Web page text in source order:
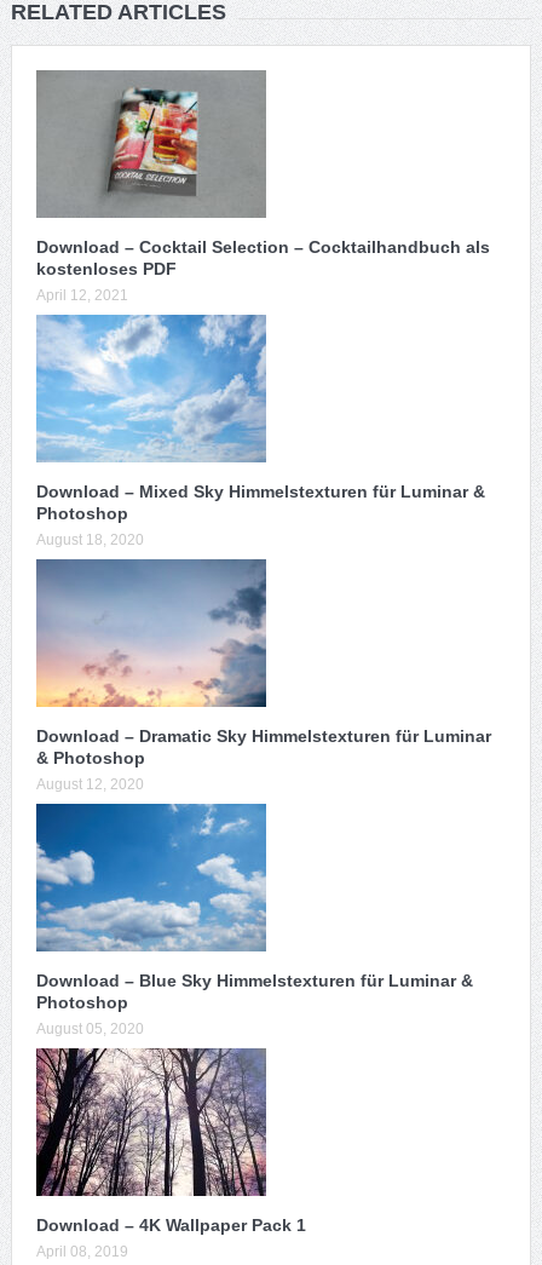
RELATED ARTICLES
Download – Cocktail Selection – Cocktailhandbuch als
kostenloses PDF
April 12, 2021
Download – Mixed Sky Himmelstexturen für Luminar &
Photoshop
August 18, 2020
Download – Dramatic Sky Himmelstexturen für Luminar
& Photoshop
August 12, 2020
Download – Blue Sky Himmelstexturen für Luminar &
Photoshop
August 05, 2020
Download – 4K Wallpaper Pack 1
April 08, 2019